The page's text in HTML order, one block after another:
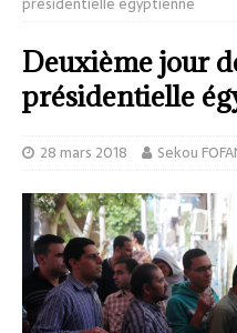
Deuxième jour
présidentielle
28 mars 2018 Sekou